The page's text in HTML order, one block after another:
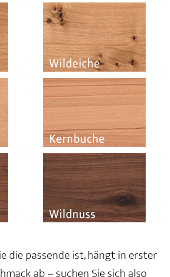
die passende ist, hängt in erster